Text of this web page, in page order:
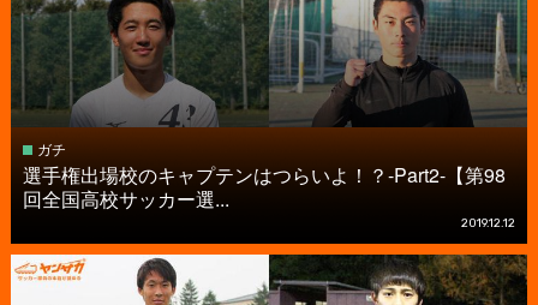
ガチ
選手権出場校のキャプテンはつらいよ！？-Part2-【第98
回全国高校サッカー選...
2019.12.12